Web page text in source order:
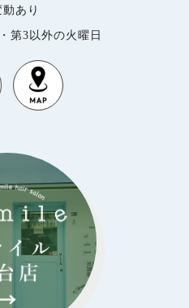
あり
第3以外の火曜日